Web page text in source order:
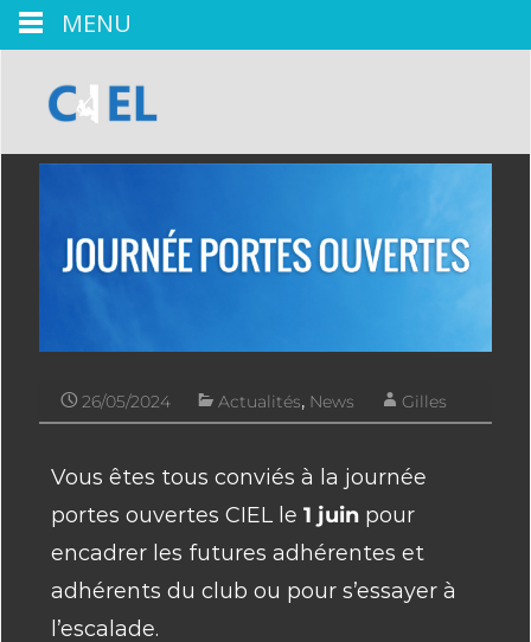
26/05/2024 Actualités, News Gilles
Vous êtes tous conviés à la journée
portes ouvertes CIEL le 1 juin pour
encadrer les futures adhérentes et
adhérents du club ou pour s’essayer à
l’escalade.
MENU